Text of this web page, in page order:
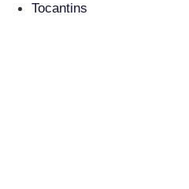
Tocantins